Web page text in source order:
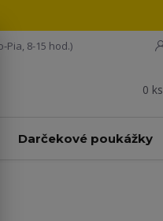
Pia, 8-15 hod.)
0 ks
Darčekové poukážky